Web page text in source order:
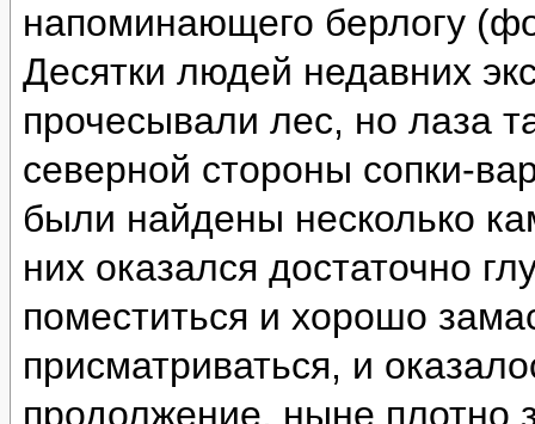
напоминающего берлогу
Десятки людей недавних
прочесывали лес, но лаза
северной стороны сопки-
были найдены несколько
них оказался достаточно
поместиться и хорошо
присматриваться, и
продолжение, ныне плотно